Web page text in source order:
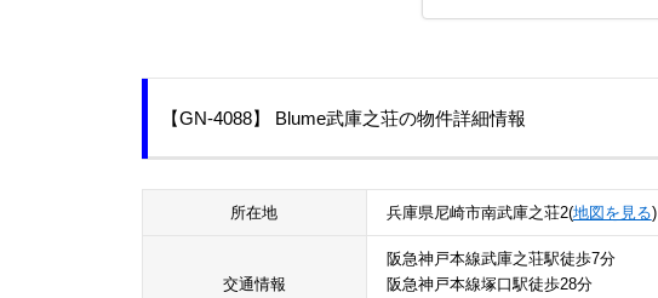
【GN-4088】 Blume武庫之荘の物件詳細情報
所在地 兵庫県尼崎市南武庫之荘2(地図を見る)
交通情報
阪急神戸本線武庫之荘駅徒歩7分
阪急神戸本線塚口駅徒歩28分